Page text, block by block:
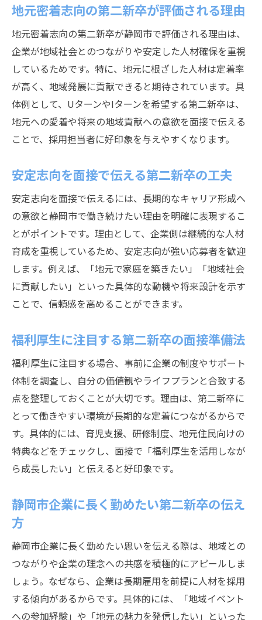
地元密着志向の第二新卒が評価される理由
地元密着志向の第二新卒が静岡市で評価される理由は、
企業が地域社会とのつながりや安定した人材確保を重視
しているためです。特に、地元に根ざした人材は定着率
が高く、地域発展に貢献できると期待されています。具
体例として、UターンやIターンを希望する第二新卒は、
地元への愛着や将来の地域貢献への意欲を面接で伝える
ことで、採用担当者に好印象を与えやすくなります。
安定志向を面接で伝える第二新卒の工夫
安定志向を面接で伝えるには、長期的なキャリア形成へ
の意欲と静岡市で働き続けたい理由を明確に表現するこ
とがポイントです。理由として、企業側は継続的な人材
育成を重視しているため、安定志向が強い応募者を歓迎
します。例えば、「地元で家庭を築きたい」「地域社会
に貢献したい」といった具体的な動機や将来設計を示す
ことで、信頼感を高めることができます。
福利厚生に注目する第二新卒の面接準備法
福利厚生に注目する場合、事前に企業の制度やサポート
体制を調査し、自分の価値観やライフプランと合致する
点を整理しておくことが大切です。理由は、第二新卒に
とって働きやすい環境が長期的な定着につながるからで
す。具体的には、育児支援、研修制度、地元住民向けの
特典などをチェックし、面接で「福利厚生を活用しなが
ら成長したい」と伝えると好印象です。
静岡市企業に長く勤めたい第二新卒の伝え
方
静岡市企業に長く勤めたい思いを伝える際は、地域との
つながりや企業の理念への共感を積極的にアピールしま
しょう。なぜなら、企業は長期雇用を前提に人材を採用
する傾向があるからです。具体的には、「地域イベント
への参加経験」や「地元の魅力を発信したい」といった